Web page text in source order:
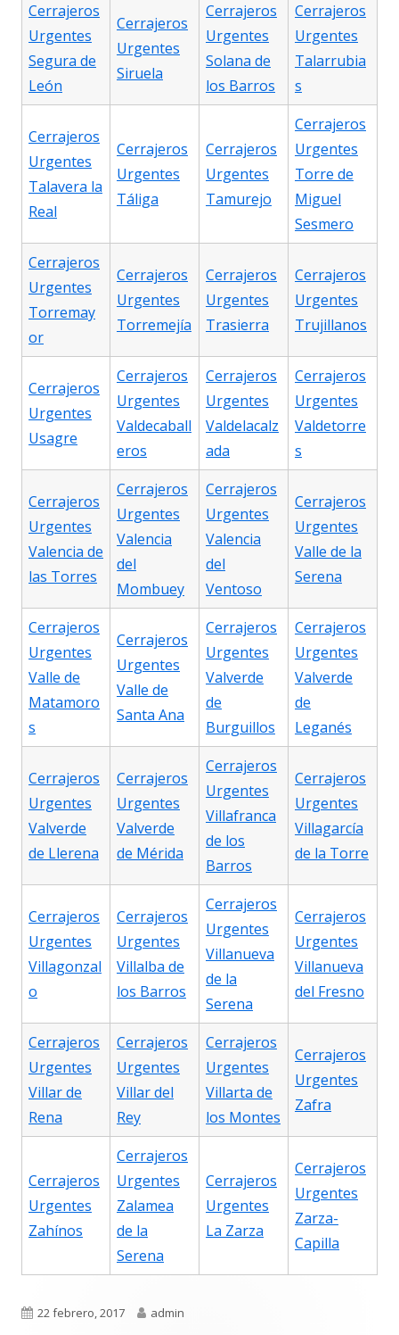
Cerrajeros
Urgentes
Segura de
León
Cerrajeros
Urgentes
Siruela
Cerrajeros
Urgentes
Solana de
los Barros
Cerrajeros
Urgentes
Talarrubia
s
Cerrajeros
Urgentes
Talavera la
Real
Cerrajeros
Urgentes
Táliga
Cerrajeros
Urgentes
Tamurejo
Cerrajeros
Urgentes
Torre de
Miguel
Sesmero
Cerrajeros
Urgentes
Torremay
or
Cerrajeros
Urgentes
Torremejía
Cerrajeros
Urgentes
Trasierra
Cerrajeros
Urgentes
Trujillanos
Cerrajeros
Urgentes
Usagre
Cerrajeros
Urgentes
Valdecaball
eros
Cerrajeros
Urgentes
Valdelacalz
ada
Cerrajeros
Urgentes
Valdetorre
s
Cerrajeros
Urgentes
Valencia de
las Torres
Cerrajeros
Urgentes
Valencia
del
Mombuey
Cerrajeros
Urgentes
Valencia
del
Ventoso
Cerrajeros
Urgentes
Valle de la
Serena
Cerrajeros
Urgentes
Valle de
Matamoro
s
Cerrajeros
Urgentes
Valle de
Santa Ana
Cerrajeros
Urgentes
Valverde
de
Burguillos
Cerrajeros
Urgentes
Valverde
de
Leganés
Cerrajeros
Urgentes
Valverde
de Llerena
Cerrajeros
Urgentes
Valverde
de Mérida
Cerrajeros
Urgentes
Villafranca
de los
Barros
Cerrajeros
Urgentes
Villagarcía
de la Torre
Cerrajeros
Urgentes
Villagonzal
o
Cerrajeros
Urgentes
Villalba de
los Barros
Cerrajeros
Urgentes
Villanueva
de la
Serena
Cerrajeros
Urgentes
Villanueva
del Fresno
Cerrajeros
Urgentes
Villar de
Rena
Cerrajeros
Urgentes
Villar del
Rey
Cerrajeros
Urgentes
Villarta de
los Montes
Cerrajeros
Urgentes
Zafra
Cerrajeros
Urgentes
Zahínos
Cerrajeros
Urgentes
Zalamea
de la
Serena
Cerrajeros
Urgentes
La Zarza
Cerrajeros
Urgentes
Zarza-
Capilla
Publicado
22 febrero, 2017 Autor
admin